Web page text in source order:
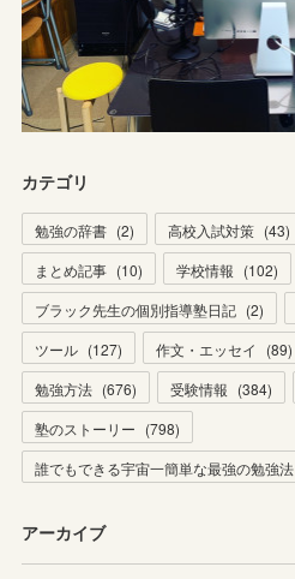
カテゴリ
勉強の辞書 (2) 高校入試対策 (43)
まとめ記事 (10) 学校情報 (102)
ブラック先生の個別指導塾日記 (2)
ツール (127) 作文・エッセイ (89)
勉強方法 (676) 受験情報 (384)
塾のストーリー (798)
誰でもできる宇宙一簡単な最強の勉強法
アーカイブ